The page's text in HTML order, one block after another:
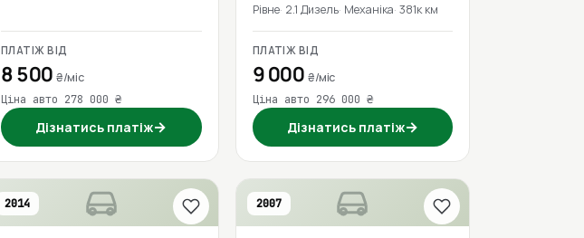
ПЛАТІЖ ВІД
8 500₴/міс
Ціна авто 278 000 ₴
Дізнатись платіж→
Рівне 2.1 Дизель Механіка 381к км
ПЛАТІЖ ВІД
9 000 ₴/міс
Ціна авто 296 000 ₴
Дізнатись платіж→
2014 2007